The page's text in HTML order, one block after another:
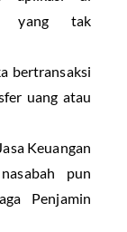
yang tak
bertransaksi
uang atau
Keuangan
pun
Penjamin